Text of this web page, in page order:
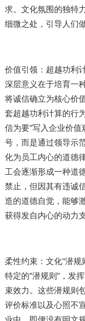
求。文化氛围的独特
细微之处，引导人们
价值引领：超越功利
深层意义在于培育一
将诚信确立为核心价
套超越功利计算的行
信为要"写入企业价值
号，而是通过领导示
化为员工内心的道德
工会逐渐形成一种道
禁止，但因其有违诚
造的道德自觉，能够
获得发自内心的动力支
柔性约束：文化"潜
特定的"潜规则"，发
束效力。这些潜规则
评价标准以及心照不